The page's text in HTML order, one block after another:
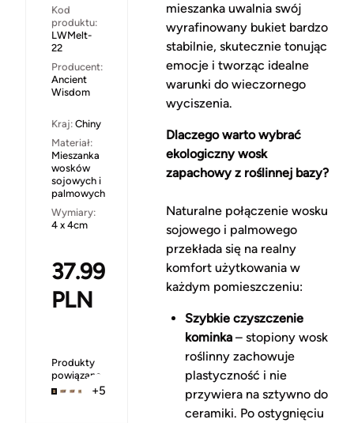
Kod
produktu:
LWMelt-
22
Producent:
Ancient
Wisdom
Kraj: Chiny
Materiał:
Mieszanka
wosków
sojowych i
palmowych
Wymiary:
4 x 4cm
37.99
PLN
Produkty
powiązane
+5
mieszanka uwalnia swój
wyrafinowany bukiet bardzo
stabilnie, skutecznie tonując
emocje i tworząc idealne
warunki do wieczornego
wyciszenia.
Dlaczego warto wybrać
ekologiczny wosk
zapachowy z roślinnej bazy?
Naturalne połączenie wosku
sojowego i palmowego
przekłada się na realny
komfort użytkowania w
każdym pomieszczeniu:
Szybkie czyszczenie
kominka– stopiony wosk
roślinny zachowuje
plastyczność i nie
przywiera na sztywno do
ceramiki. Po ostygnięciu